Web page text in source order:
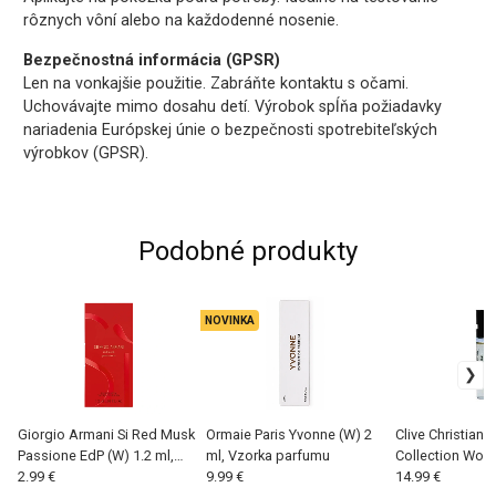
rôznych vôní alebo na každodenné nosenie.
Bezpečnostná informácia (GPSR)
Len na vonkajšie použitie. Zabráňte kontaktu s očami.
Uchovávajte mimo dosahu detí. Výrobok spĺňa požiadavky
nariadenia Európskej únie o bezpečnosti spotrebiteľských
výrobkov (GPSR).
Podobné produkty
Giorgio Armani Si Red Musk
Passione EdP (W) 1.2 ml,
Vzorka parfumu
2.99 €
Ormaie Paris Yvonne (W) 2
ml, Vzorka parfumu
NOVINKA
9.99 €
Clive Christian
Collection
2 ml, Vzorka
14.99 €